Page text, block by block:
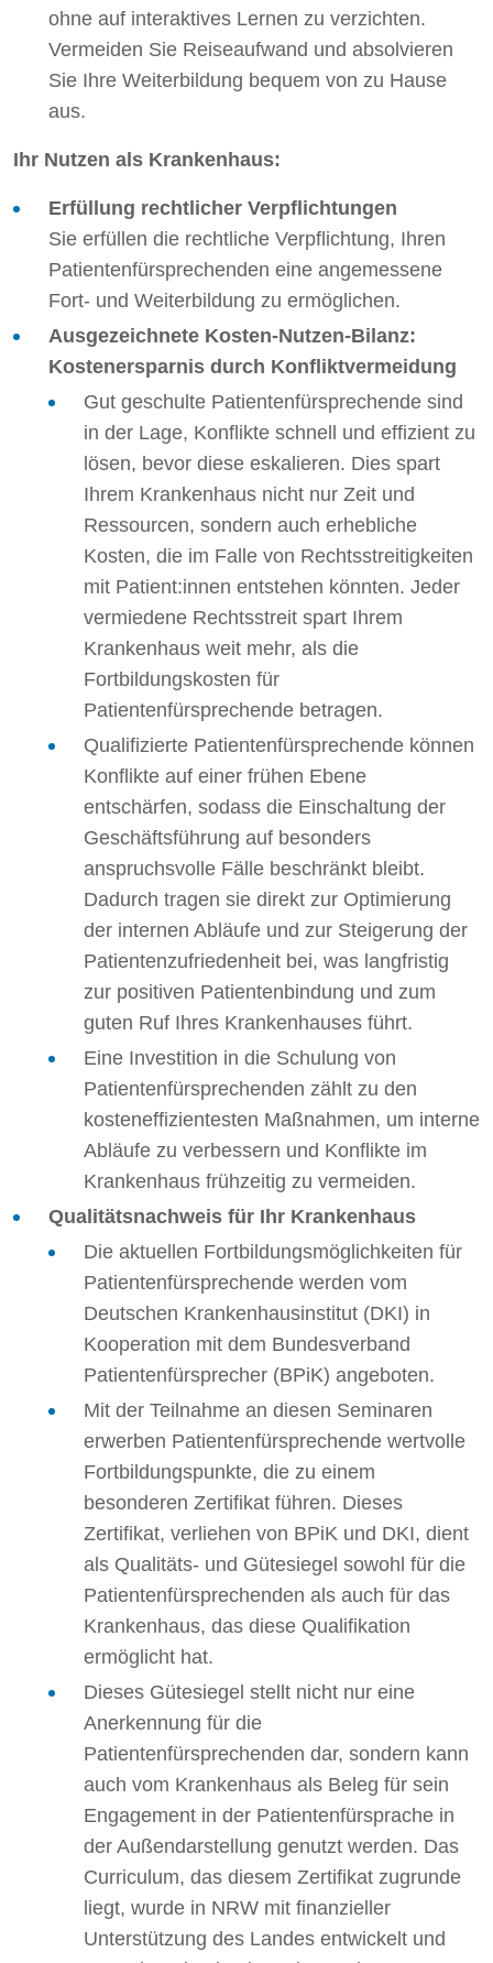
ohne auf interaktives Lernen zu verzichten.
Vermeiden Sie Reiseaufwand und absolvieren
Sie Ihre Weiterbildung bequem von zu Hause
aus.
Ihr Nutzen als Krankenhaus:
Erfüllung rechtlicher Verpflichtungen
Sie erfüllen die rechtliche Verpflichtung, Ihren
Patientenfürsprechenden eine angemessene
Fort- und Weiterbildung zu ermöglichen.
Ausgezeichnete Kosten-Nutzen-Bilanz:
Kostenersparnis durch Konfliktvermeidung
Gut geschulte Patientenfürsprechende sind
in der Lage, Konflikte schnell und effizient zu
lösen, bevor diese eskalieren. Dies spart
Ihrem Krankenhaus nicht nur Zeit und
Ressourcen, sondern auch erhebliche
Kosten, die im Falle von Rechtsstreitigkeiten
mit Patient:innen entstehen könnten. Jeder
vermiedene Rechtsstreit spart Ihrem
Krankenhaus weit mehr, als die
Fortbildungskosten für
Patientenfürsprechende betragen.
Qualifizierte Patientenfürsprechende können
Konflikte auf einer frühen Ebene
entschärfen, sodass die Einschaltung der
Geschäftsführung auf besonders
anspruchsvolle Fälle beschränkt bleibt.
Dadurch tragen sie direkt zur Optimierung
der internen Abläufe und zur Steigerung der
Patientenzufriedenheit bei, was langfristig
zur positiven Patientenbindung und zum
guten Ruf Ihres Krankenhauses führt.
Eine Investition in die Schulung von
Patientenfürsprechenden zählt zu den
kosteneffizientesten Maßnahmen, um interne
Abläufe zu verbessern und Konflikte im
Krankenhaus frühzeitig zu vermeiden.
Qualitätsnachweis für Ihr Krankenhaus
Die aktuellen Fortbildungsmöglichkeiten für
Patientenfürsprechende werden vom
Deutschen Krankenhausinstitut (DKI) in
Kooperation mit dem Bundesverband
Patientenfürsprecher (BPiK) angeboten.
Mit der Teilnahme an diesen Seminaren
erwerben Patientenfürsprechende wertvolle
Fortbildungspunkte, die zu einem
besonderen Zertifikat führen. Dieses
Zertifikat, verliehen von BPiK und DKI, dient
als Qualitäts- und Gütesiegel sowohl für die
Patientenfürsprechenden als auch für das
Krankenhaus, das diese Qualifikation
ermöglicht hat.
Dieses Gütesiegel stellt nicht nur eine
Anerkennung für die
Patientenfürsprechenden dar, sondern kann
auch vom Krankenhaus als Beleg für sein
Engagement in der Patientenfürsprache in
der Außendarstellung genutzt werden. Das
Curriculum, das diesem Zertifikat zugrunde
liegt, wurde in NRW mit finanzieller
Unterstützung des Landes entwickelt und